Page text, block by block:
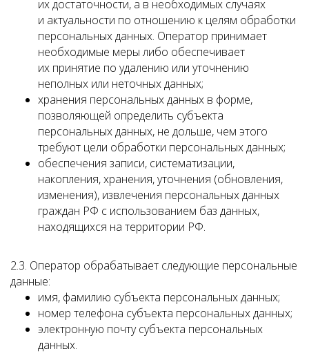
их достаточности, а в необходимых случаях
и актуальности по отношению к целям обработки
персональных данных. Оператор принимает
необходимые меры либо обеспечивает
их принятие по удалению или уточнению
неполных или неточных данных;
хранения персональных данных в форме,
позволяющей определить субъекта
персональных данных, не дольше, чем этого
требуют цели обработки персональных данных;
обеспечения записи, систематизации,
накопления, хранения, уточнения (обновления,
изменения), извлечения персональных данных
граждан РФ с использованием баз данных,
находящихся на территории РФ.
2.3. Оператор обрабатывает следующие персональные
данные:
имя, фамилию субъекта персональных данных;
номер телефона субъекта персональных данных;
электронную почту субъекта персональных
данных.